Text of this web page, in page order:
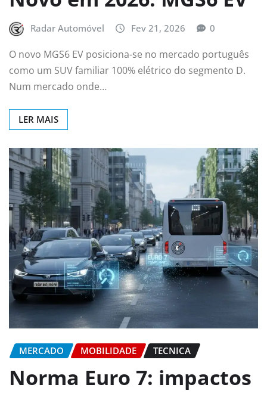
Radar Automóvel Fev 21, 2026 0
O novo MGS6 EV posiciona-se no mercado português
como um SUV familiar 100% elétrico do segmento D.
Num mercado onde…
LER MAIS
MERCADO MOBILIDADE TECNICA
Norma Euro 7: impactos